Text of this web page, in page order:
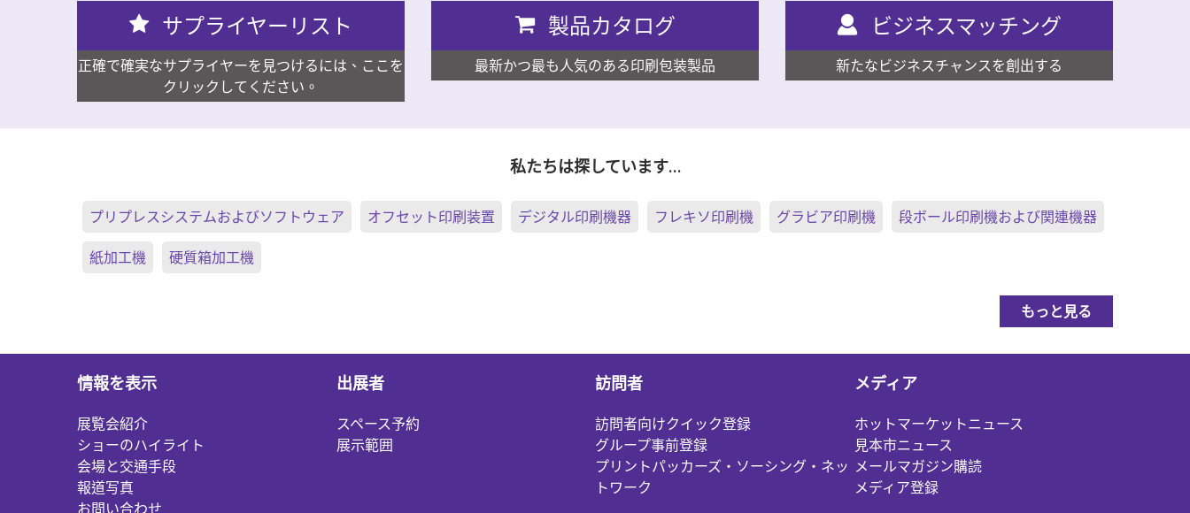
サプライヤーリスト
正確で確実なサプライヤーを見つけるには、ここを
クリックしてください。
製品カタログ
最新かつ最も人気のある印刷包装製品
ビジネスマッチング
新たなビジネスチャンスを創出する
私たちは探しています…
プリプレスシステムおよびソフトウェア オフセット印刷装置 デジタル印刷機器 フレキソ印刷機 グラビア印刷機 段ボール印刷機および関連機器
紙加工機 硬質箱加工機
もっと見る
情報を表示
展覧会紹介
ショーのハイライト
会場と交通手段
報道写真
お問い合わせ
出展者
スペース予約
展示範囲
訪問者
訪問者向けクイック登録
グループ事前登録
プリントパッカーズ・ソーシング・ネッ
トワーク
メディア
ホットマーケットニュース
見本市ニュース
メールマガジン購読
メディア登録